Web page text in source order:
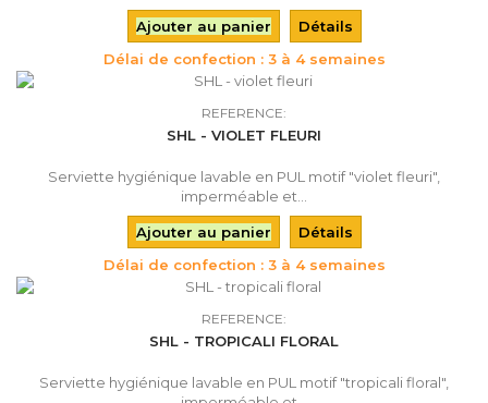
Ajouter au panier
Détails
Délai de confection : 3 à 4 semaines
REFERENCE:
SHL - VIOLET FLEURI
Serviette hygiénique lavable en PUL motif "violet fleuri",
imperméable et...
Ajouter au panier
Détails
Délai de confection : 3 à 4 semaines
REFERENCE:
SHL - TROPICALI FLORAL
Serviette hygiénique lavable en PUL motif "tropicali floral",